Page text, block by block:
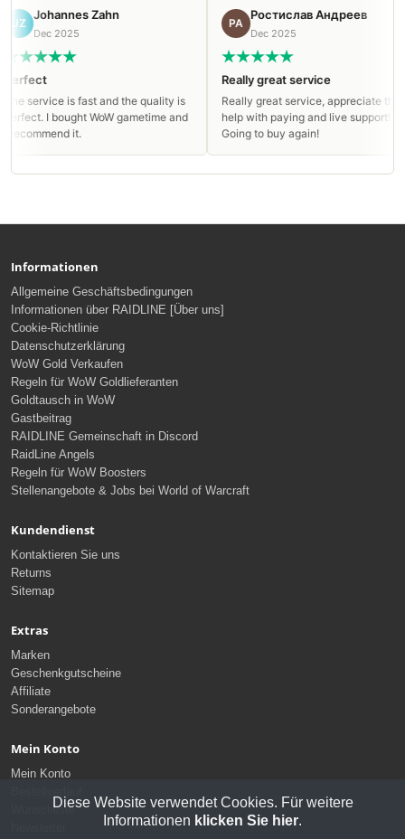
Johannes Zahn
Dec 2025
service is fast and the quality is
I bought WoW gametime and
it.
РА
Ростислав Андреев
Dec 2025
Really great service
Really great service, appreciate the
help with paying and live support!
Going to buy again!
Informationen
Allgemeine Geschäftsbedingungen
Informationen über RAIDLINE [Über uns]
Cookie-Richtlinie
Datenschutzerklärung
WoW Gold Verkaufen
Regeln für WoW Goldlieferanten
Goldtausch in WoW
Gastbeitrag
RAIDLINE Gemeinschaft in Discord
RaidLine Angels
Regeln für WoW Boosters
Stellenangebote & Jobs bei World of Warcraft
Kundendienst
Kontaktieren Sie uns
Returns
Sitemap
Extras
Marken
Geschenkgutscheine
Affiliate
Sonderangebote
Mein Konto
Mein Konto
WunschlisteDiese Website verwendet Cookies. Für weitere
Informationen klicken Sie hier.